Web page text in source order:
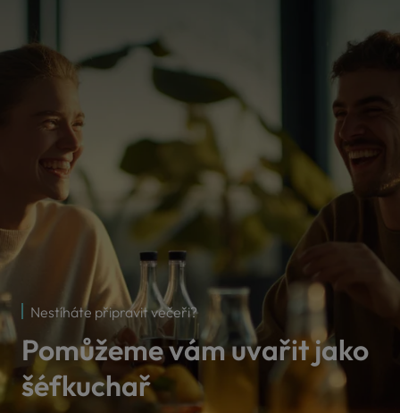
Nestíháte připravit večeři?
Pomůžeme vám uvařit jako
šéfkuchař